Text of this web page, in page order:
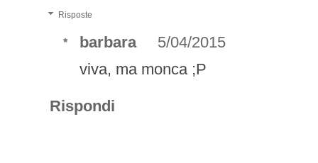
Risposte
barbara
5/04/2015
viva, ma monca ;P
Rispondi